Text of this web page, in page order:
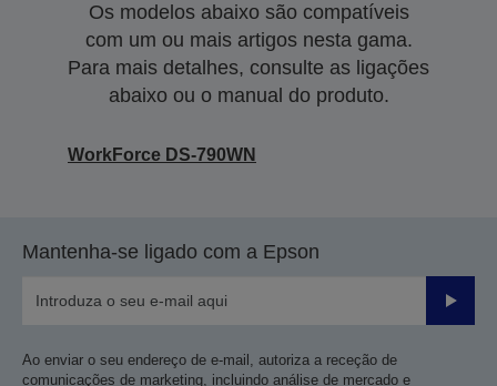
Os modelos abaixo são compatíveis
com um ou mais artigos nesta gama.
Para mais detalhes, consulte as ligações
abaixo ou o manual do produto.
WorkForce DS-790WN
Mantenha-se ligado com a Epson
Enviar
Ao enviar o seu endereço de e-mail, autoriza a receção de
comunicações de marketing, incluindo análise de mercado e